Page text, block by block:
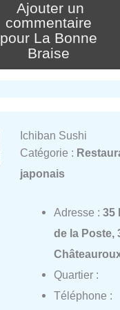
Ajouter un
commentaire
pour La Bonne
Braise
Ichiban Sushi
Catégorie :
japonais
Adresse : 35
de la Poste,
Quartier :
Téléphone :